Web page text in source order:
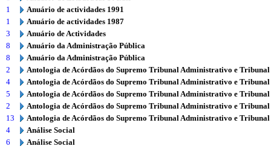
1
Anuário de actividades 1991
1
Anuário de actividades 1987
3
Anuário de Actividades
8
Anuário da Administração Pública
8
Anuário da Administração Pública
2
Antologia de Acórdãos do Supremo Tribunal Administrativo e
4
Antologia de Acórdãos do Supremo Tribunal Administrativo e
5
Antologia de Acórdãos do Supremo Tribunal Administrativo e
2
Antologia de Acórdãos do Supremo Tribunal Administrativo e
13
Antologia de Acórdãos do Supremo Tribunal Administrativo e
4
Análise Social
6
Análise Social